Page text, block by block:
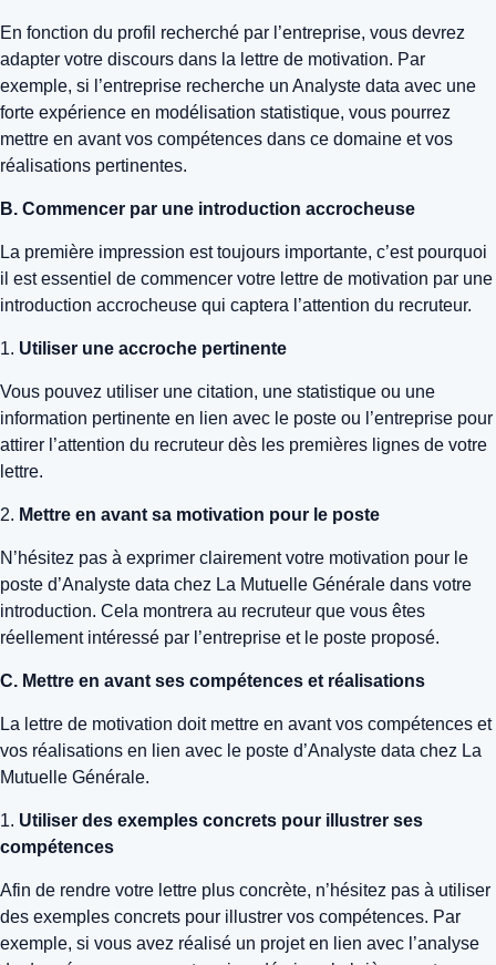
En fonction du profil recherché par l’entreprise, vous devrez
adapter votre discours dans la lettre de motivation. Par
exemple, si l’entreprise recherche un Analyste data avec une
forte expérience en modélisation statistique, vous pourrez
mettre en avant vos compétences dans ce domaine et vos
réalisations pertinentes.
B. Commencer par une introduction accrocheuse
La première impression est toujours importante, c’est pourquoi
il est essentiel de commencer votre lettre de motivation par une
introduction accrocheuse qui captera l’attention du recruteur.
1. Utiliser une accroche pertinente
Vous pouvez utiliser une citation, une statistique ou une
information pertinente en lien avec le poste ou l’entreprise pour
attirer l’attention du recruteur dès les premières lignes de votre
lettre.
2. Mettre en avant sa motivation pour le poste
N’hésitez pas à exprimer clairement votre motivation pour le
poste d’Analyste data chez La Mutuelle Générale dans votre
introduction. Cela montrera au recruteur que vous êtes
réellement intéressé par l’entreprise et le poste proposé.
C. Mettre en avant ses compétences et réalisations
La lettre de motivation doit mettre en avant vos compétences et
vos réalisations en lien avec le poste d’Analyste data chez La
Mutuelle Générale.
1. Utiliser des exemples concrets pour illustrer ses
compétences
Afin de rendre votre lettre plus concrète, n’hésitez pas à utiliser
des exemples concrets pour illustrer vos compétences. Par
exemple, si vous avez réalisé un projet en lien avec l’analyse